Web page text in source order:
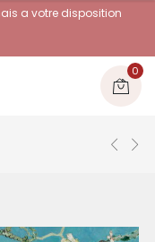
a votre disposition
0